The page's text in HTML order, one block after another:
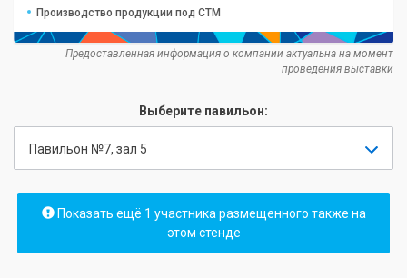
Производство продукции под СТМ
Предоставленная информация о компании актуальна на момент
проведения выставки
Выберите павильон:
Павильон №7, зал 5
Показать ещё 1 участника размещенного также на
этом стенде